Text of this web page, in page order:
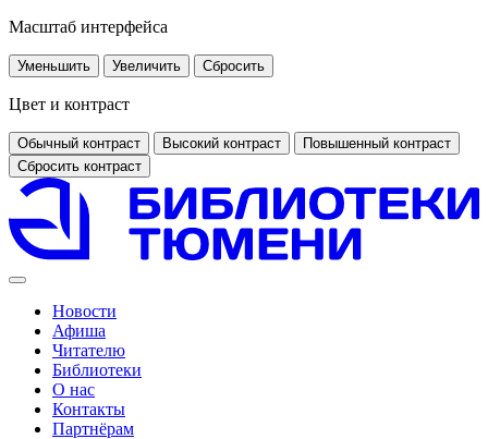
Масштаб интерфейса
Уменьшить Увеличить Сбросить
Цвет и контраст
Обычный контраст Высокий контраст
Повышенный контраст
Сбросить контраст
Новости
Афиша
Читателю
Библиотеки
О нас
Контакты
Партнёрам